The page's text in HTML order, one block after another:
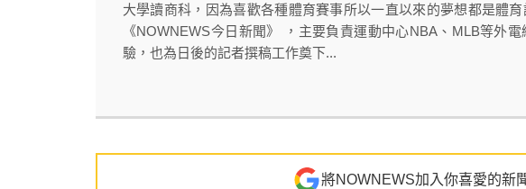
大學讀商科，因為喜歡各種體育賽事所以一直以來的夢想都是體
《NOWNEWS今日新聞》 ，主要負責運動中心NBA、MLB等外
驗，也為日後的記者撰稿工作奠下...
將NOWNEWS加入你喜愛的新